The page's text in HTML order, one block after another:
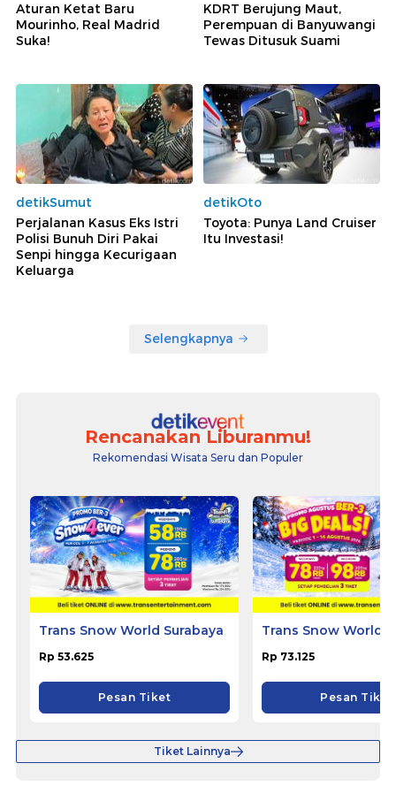
Aturan Ketat Baru
Mourinho, Real Madrid
Suka!
KDRT Berujung Maut,
Perempuan di Banyuwangi
Tewas Ditusuk Suami
detikSumut
Perjalanan Kasus Eks Istri
Polisi Bunuh Diri Pakai
Senpi hingga Kecurigaan
Keluarga
detikOto
Toyota: Punya Land Cruiser
Itu Investasi!
Selengkapnya
Rencanakan Liburanmu!
Rekomendasi Wisata Seru dan Populer
Trans Snow World Surabaya
Rp 53.625
Pesan Tiket
Trans Snow World
Rp 73.125
Pesan Tiket
Tiket Lainnya